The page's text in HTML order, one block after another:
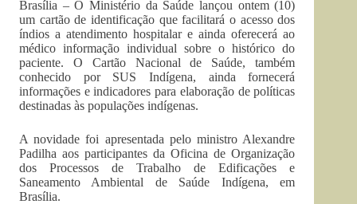
Brasília – O Ministério da Saúde lançou ontem (10)
um cartão de identificação que facilitará o acesso dos
índios a atendimento hospitalar e ainda oferecerá ao
médico informação individual sobre o histórico do
paciente. O Cartão Nacional de Saúde, também
conhecido por SUS Indígena, ainda fornecerá
informações e indicadores para elaboração de políticas
destinadas às populações indígenas.
A novidade foi apresentada pelo ministro Alexandre
Padilha aos participantes da Oficina de Organização
dos Processos de Trabalho de Edificações e
Saneamento Ambiental de Saúde Indígena, em
Brasília.